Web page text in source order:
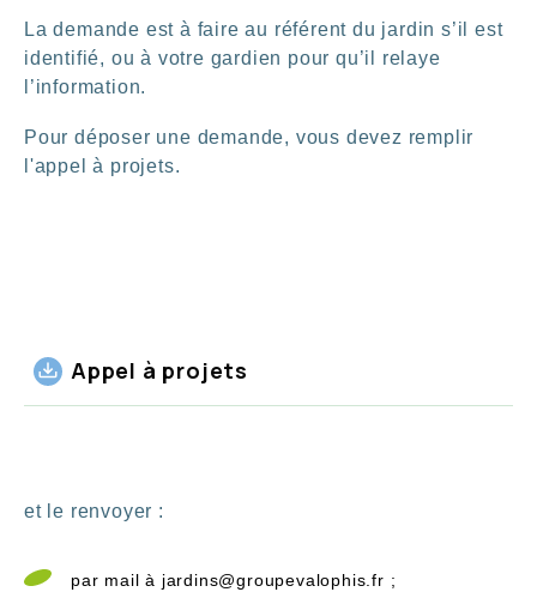
La demande est à faire au référent du jardin s’il est
identifié, ou à votre gardien pour qu’il relaye
l’information.
Pour déposer une demande, vous devez remplir
l'appel à projets.
Appel à projets
et le renvoyer :
par mail à jardins@groupevalophis.fr ;